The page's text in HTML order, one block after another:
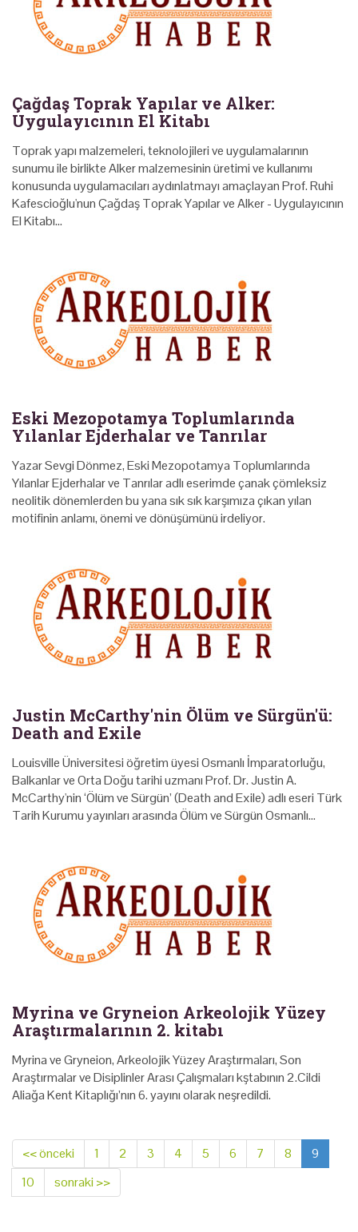
Çağdaş Toprak Yapılar ve Alker:
Uygulayıcının El Kitabı
Toprak yapı malzemeleri, teknolojileri ve uygulamalarının
sunumu ile birlikte Alker malzemesinin üretimi ve kullanımı
konusunda uygulamacıları aydınlatmayı amaçlayan Prof. Ruhi
Kafescioğlu'nun Çağdaş Toprak Yapılar ve Alker - Uygulayıcının
El Kitabı…
Eski Mezopotamya Toplumlarında
Yılanlar Ejderhalar ve Tanrılar
Yazar Sevgi Dönmez, Eski Mezopotamya Toplumlarında
Yılanlar Ejderhalar ve Tanrılar adlı eserimde çanak çömleksiz
neolitik dönemlerden bu yana sık sık karşımıza çıkan yılan
motifinin anlamı, önemi ve dönüşümünü irdeliyor.
Justin McCarthy'nin Ölüm ve Sürgün'ü:
Death and Exile
Louisville Üniversitesi öğretim üyesi Osmanlı İmparatorluğu,
Balkanlar ve Orta Doğu tarihi uzmanı Prof. Dr. Justin A.
McCarthy'nin ‘Ölüm ve Sürgün’ (Death and Exile) adlı eseri Türk
Tarih Kurumu yayınları arasında Ölüm ve Sürgün Osmanlı…
Myrina ve Gryneion Arkeolojik Yüzey
Araştırmalarının 2. kitabı
Myrina ve Gryneion, Arkeolojik Yüzey Araştırmaları, Son
Araştırmalar ve Disiplinler Arası Çalışmaları kştabının 2.Cildi
Aliağa Kent Kitaplığı’nın 6. yayını olarak neşredildi.
<< önceki 1 2 3 4 5 6 7 8
9
10
sonraki >>